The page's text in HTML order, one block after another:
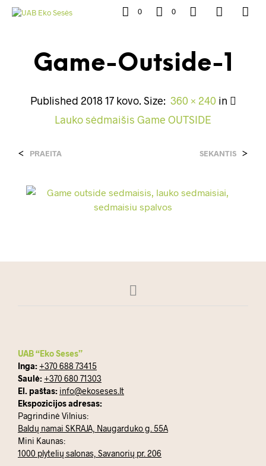
0 0
Game-Outside-1
Published 2018 17 kovo. Size: 360 × 240in
Lauko sėdmaišis Game OUTSIDE
< PRAEITA SEKANTIS >
UAB “Eko Seses”
Inga: +370 688 73415
Saulė: +370 680 71303
El. paštas: info@ekoseses.lt
Ekspozicijos adresas:
Pagrindinė Vilnius:
Baldų namai SKRAJA, Naugarduko g. 55A
Mini Kaunas:
1000 plytelių salonas, Savanorių pr. 206